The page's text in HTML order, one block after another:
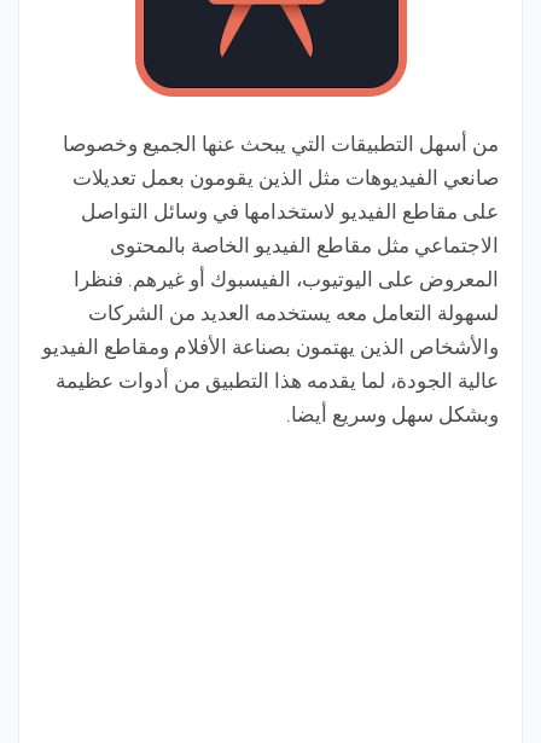
من أسهل التطبيقات التي يبحث عنها الجميع وخصوصا
صانعي الفيديوهات مثل الذين يقومون بعمل تعديلات
على مقاطع الفيديو لاستخدامها في وسائل التواصل
الاجتماعي مثل مقاطع الفيديو الخاصة بالمحتوى
المعروض على اليوتيوب، الفيسبوك أو غيرهم. فنظرا
لسهولة التعامل معه يستخدمه العديد من الشركات
والأشخاص الذين يهتمون بصناعة الأفلام ومقاطع الفيديو
عالية الجودة، لما يقدمه هذا التطبيق من أدوات عظيمة
وبشكل سهل وسريع أيضا.